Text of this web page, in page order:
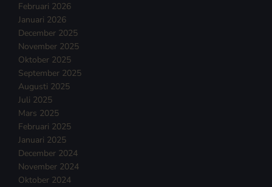
Februari 2026
Januari 2026
December 2025
November 2025
Oktober 2025
September 2025
Augusti 2025
Juli 2025
Mars 2025
Februari 2025
Januari 2025
December 2024
November 2024
Oktober 2024